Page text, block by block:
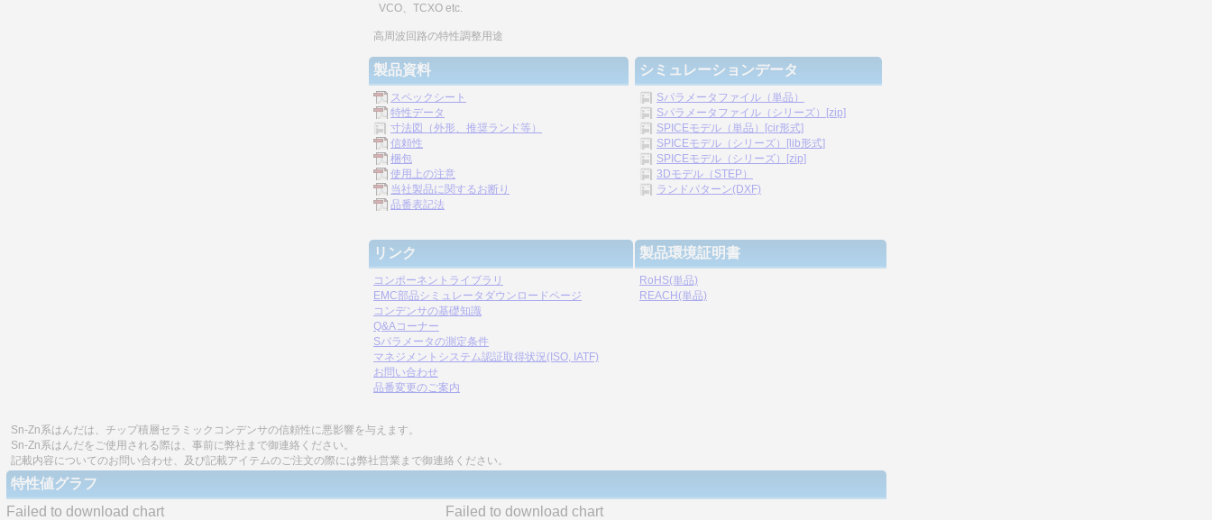
VCO、TCXO etc.
高周波回路の特性調整用途
製品資料
スペックシート
特性データ
寸法図（外形、推奨ランド等）
信頼性
梱包
使用上の注意
当社製品に関するお断り
品番表記法
シミュレーションデータ
Sパラメータファイル（単品）
Sパラメータファイル（シリーズ）[zip]
SPICEモデル（単品）[cir形式]
SPICEモデル（シリーズ）[lib形式]
SPICEモデル（シリーズ）[zip]
3Dモデル（STEP）
ランドパターン(DXF)
リンク
コンポーネントライブラリ
EMC部品シミュレータダウンロードページ
コンデンサの基礎知識
Q&Aコーナー
Sパラメータの測定条件
マネジメントシステム認証取得状況(ISO, IATF)
お問い合わせ
品番変更のご案内
製品環境証明書
RoHS(単品)
REACH(単品)
Sn-Zn系はんだは、チップ積層セラミックコンデンサの信頼性に悪影響を与えます。
Sn-Zn系はんだをご使用される際は、事前に弊社まで御連絡ください。
記載内容についてのお問い合わせ、及び記載アイテムのご注文の際には弊社営業まで御連絡ください。
特性値グラフ
Failed to download chart
Failed to download chart